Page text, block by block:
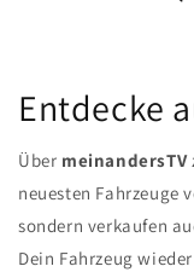
Entdecke
Über meinandersTV
neuesten Fahrzeuge
sondern verkaufen
Dein Fahrzeug